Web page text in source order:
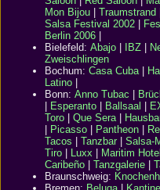
Mon Bijou
Traumstrand
Salsa Festival 2002
Berlin 2006
Bielefeld: Abajo IBZ
Zweischlingen
Bochum: Casa Cuba|
Latino
Bonn: Anno Tubac
Esperanto Ballsaal
Toro
Que Sera|
Picasso Pantheon
Tacos
Tanzbar| Salsa-
Tiro
Luxx Maritim Hotel
Caribeño
Tanzgalerie
Braunschweig: